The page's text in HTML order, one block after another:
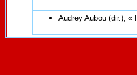
Audrey Aubou (dir.), «